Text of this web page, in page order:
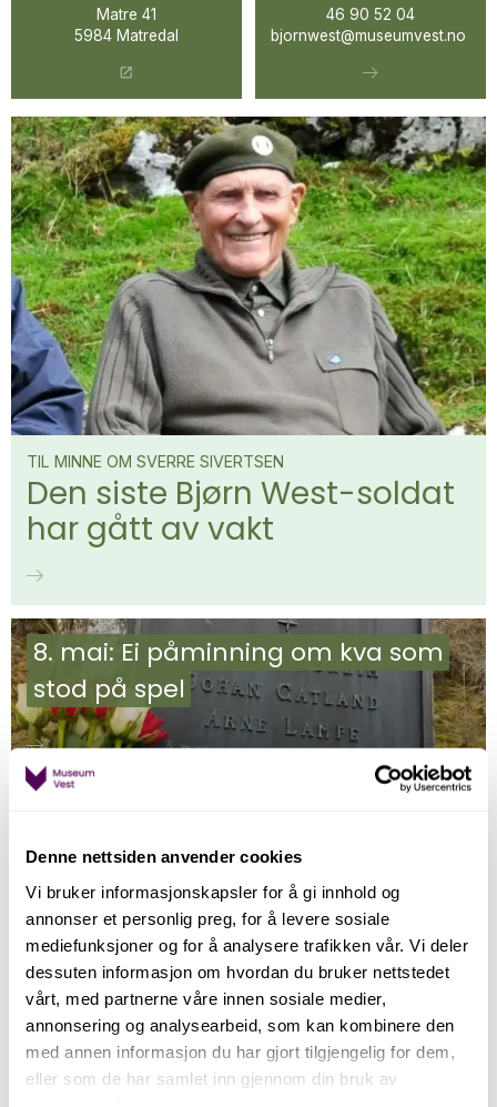
Denne nettsiden anvender cookies
Vi bruker informasjonskapsler for å gi innhold og
annonser et personlig preg, for å levere sosiale
mediefunksjoner og for å analysere trafikken vår. Vi deler
dessuten informasjon om hvordan du bruker nettstedet
vårt, med partnerne våre innen sosiale medier,
annonsering og analysearbeid, som kan kombinere den
med annen informasjon du har gjort tilgjengelig for dem,
eller som de har samlet inn gjennom din bruk av
Matre 41
5984 Matredal
46 90 52 04
bjornwest@museumvest.no
TIL MINNE OM SVERRE SIVERTSEN
Den siste Bjørn West-soldat
har gått av vakt
8. mai: Ei påminning om kva som
stod på spel
Draumane om 17. mai i Bergen